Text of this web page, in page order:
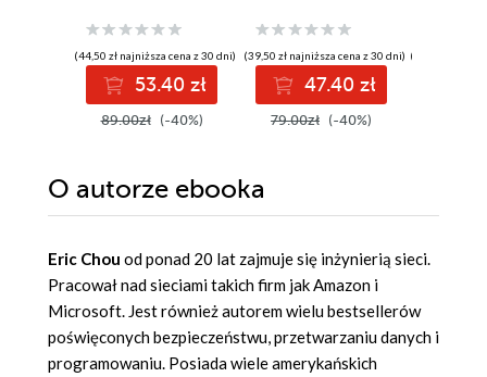
modelowaniu
probabilistycznym.
Wydanie III
(44,50 zł najniższa cena z 30 dni)
53.40 zł
89.00zł (-40%)
(39,50 zł najniższa cena z 30 dni)
47.40 zł
79.00zł (-40%)
(134,25 zł
O autorze ebooka
Eric Chou od ponad 20 lat zajmuje się inżynierią sieci.
Pracował nad sieciami takich firm jak Amazon i
Microsoft. Jest również autorem wielu bestsellerów
poświęconych bezpieczeństwu, przetwarzaniu danych i
programowaniu. Posiada wiele amerykańskich